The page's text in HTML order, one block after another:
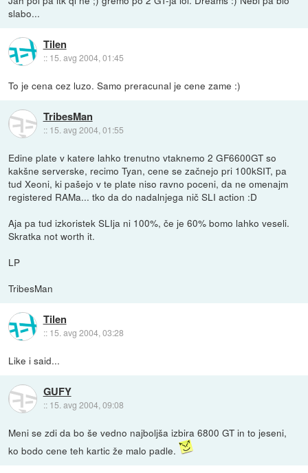
slabo...
Tilen
:: 15. avg 2004, 01:45
To je cena cez luzo. Samo preracunal je cene zame :)
TribesMan
:: 15. avg 2004, 01:55
Edine plate v katere lahko trenutno vtaknemo 2 GF6600GT so
kakšne serverske, recimo Tyan, cene se začnejo pri 100kSIT, pa
tud Xeoni, ki pašejo v te plate niso ravno poceni, da ne omenajm
registered RAMa... tko da do nadalnjega nič SLI action :D
Aja pa tud izkoristek SLIja ni 100%, če je 60% bomo lahko veseli.
Skratka not worth it.
LP
TribesMan
Tilen
:: 15. avg 2004, 03:28
Like i said...
GUFY
:: 15. avg 2004, 09:08
Meni se zdi da bo še vedno najboljša izbira 6800 GT in to jeseni,
ko bodo cene teh kartic že malo padle.